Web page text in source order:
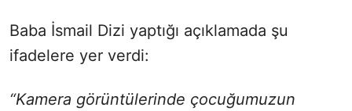
Baba İsmail Dizi yaptığı açıklamada şu
ifadelere yer verdi:
“Kamera görüntülerinde çocuğumuzun